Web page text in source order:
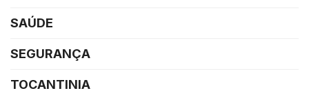
SAÚDE
SEGURANÇA
TOCANTINIA